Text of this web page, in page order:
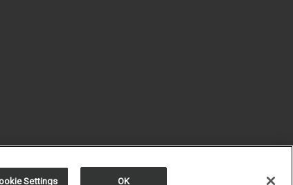
Settings OK